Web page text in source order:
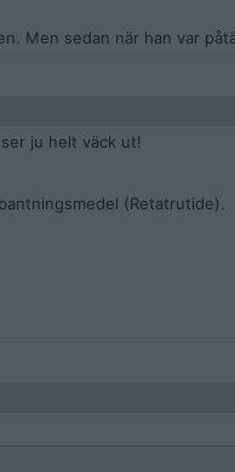
Men sedan när han var
ju helt väck ut!
(Retatrutide).